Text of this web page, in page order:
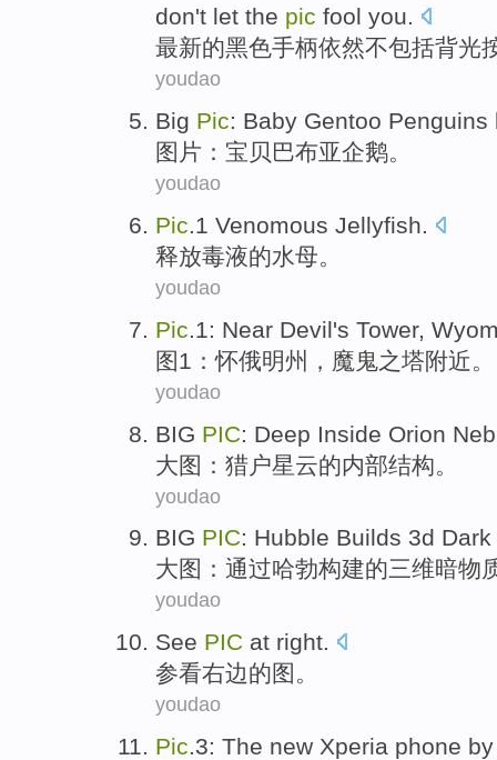
don't let the pic fool you.
最新的黑色手柄依然不包括背光
youdao
Big Pic: Baby Gentoo Penguins
图片 ： 宝贝 巴布亚企鹅。
youdao
Pic.1 Venomous Jellyfish.
释放毒液的水母。
youdao
Pic.1: Near Devil's Tower,
图1：怀俄明州 ， 魔鬼之塔附近。
youdao
BIG PIC: Deep Inside Orion
大图 ： 猎户星云的内部结构。
youdao
BIG PIC: Hubble Builds 3d
大图 ： 通过哈勃构建的三维暗物
youdao
See PIC at right.
参看右边的图。
youdao
Pic.3: The new Xperia phone